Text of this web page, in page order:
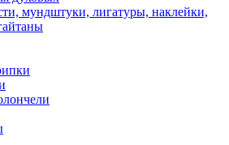
мундштуки, лигатуры, наклейки,